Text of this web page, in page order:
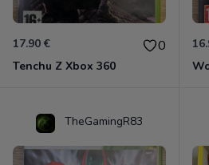
17.90 € 0
Tenchu Z Xbox 360
TheGamingR83